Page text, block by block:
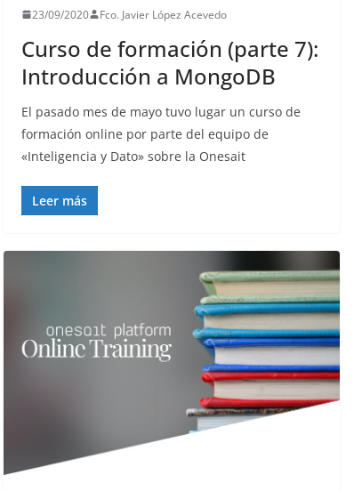
23/09/2020 Fco. Javier López Acevedo
Curso de formación (parte 7):
Introducción a MongoDB
El pasado mes de mayo tuvo lugar un curso de
formación online por parte del equipo de
«Inteligencia y Dato» sobre la Onesait
Leer más